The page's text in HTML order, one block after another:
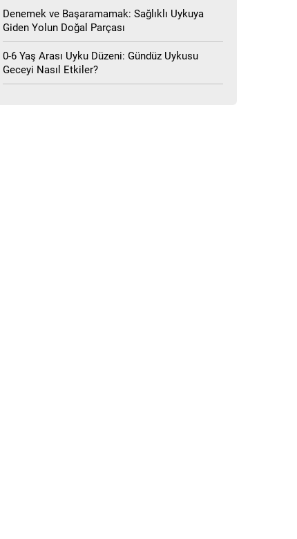
Denemek ve Başaramamak: Sağlıklı Uykuya
Giden Yolun Doğal Parçası
0-6 Yaş Arası Uyku Düzeni: Gündüz Uykusu
Geceyi Nasıl Etkiler?